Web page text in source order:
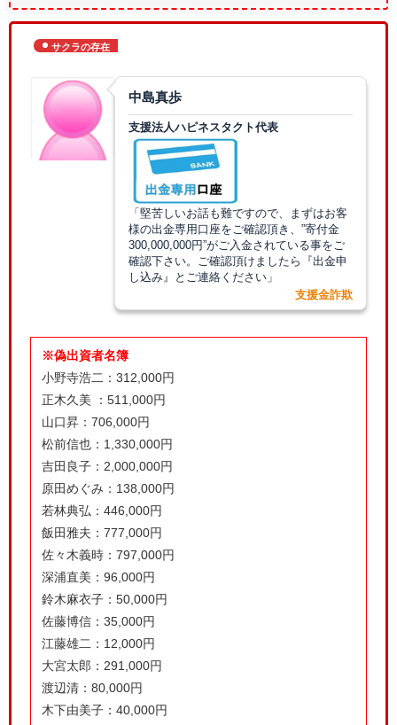
サクラの存在
中島真歩
支援法人ハピネスタクト代表
「堅苦しいお話も難ですので、まずはお客
様の出金専用口座をご確認頂き、”寄付金
300,000,000円”がご入金されている事をご
確認下さい。ご確認頂けましたら『出金申
し込み』とご連絡ください」
支援金詐欺
※偽出資者名簿
小野寺浩二：312,000円
正木久美 ：511,000円
山口昇：706,000円
松前信也：1,330,000円
吉田良子：2,000,000円
原田めぐみ：138,000円
若林典弘：446,000円
飯田雅夫：777,000円
佐々木義時：797,000円
深浦直美：96,000円
鈴木麻衣子：50,000円
佐藤博信：35,000円
江藤雄二：12,000円
大宮太郎：291,000円
渡辺清：80,000円
木下由美子：40,000円